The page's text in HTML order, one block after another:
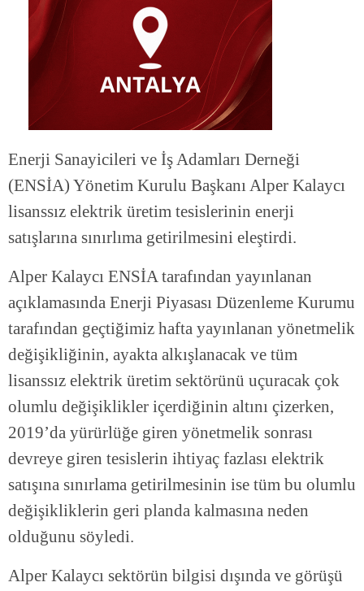
Enerji Sanayicileri ve İş Adamları Derneği
(ENSİA) Yönetim Kurulu Başkanı Alper Kalaycı
lisanssız elektrik üretim tesislerinin enerji
satışlarına sınırlıma getirilmesini eleştirdi.
Alper Kalaycı ENSİA tarafından yayınlanan
açıklamasında Enerji Piyasası Düzenleme Kurumu
tarafından geçtiğimiz hafta yayınlanan yönetmelik
değişikliğinin, ayakta alkışlanacak ve tüm
lisanssız elektrik üretim sektörünü uçuracak çok
olumlu değişiklikler içerdiğinin altını çizerken,
2019’da yürürlüğe giren yönetmelik sonrası
devreye giren tesislerin ihtiyaç fazlası elektrik
satışına sınırlama getirilmesinin ise tüm bu olumlu
değişikliklerin geri planda kalmasına neden
olduğunu söyledi.
Alper Kalaycı sektörün bilgisi dışında ve görüşü